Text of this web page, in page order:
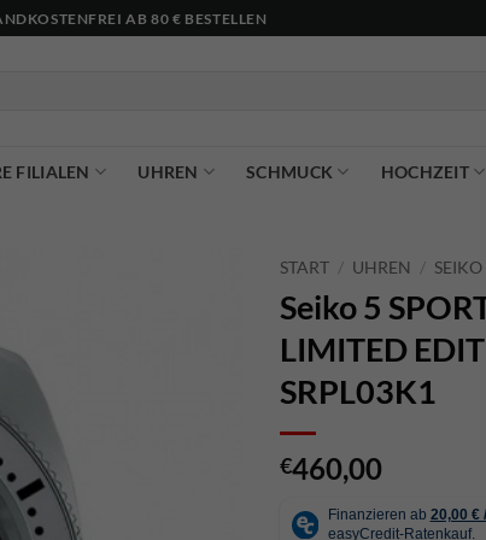
AB 80 € BESTELLEN
FILIALEN UHREN SCHMUCK HOCHZEIT
START / UHREN / SEIKO
Seiko 5
LIMITED
SRPL03K1
€460,00